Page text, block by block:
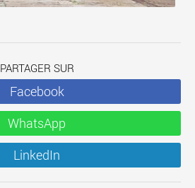
PARTAGER SUR
Facebook
WhatsApp
LinkedIn